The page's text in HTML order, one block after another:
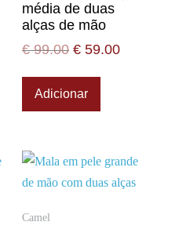
média de duas
alças de mão
€99.00 € 59.00
Adicionar
Camel